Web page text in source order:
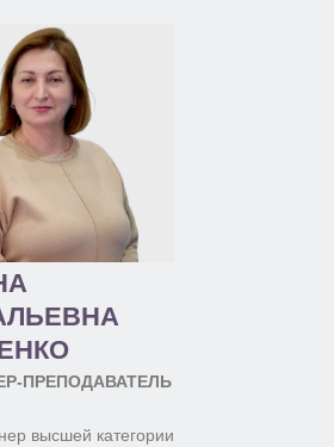
ПРЕПОДАВАТЕЛЬ
высшей категории